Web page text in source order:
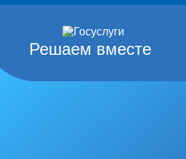
Решаем вместе